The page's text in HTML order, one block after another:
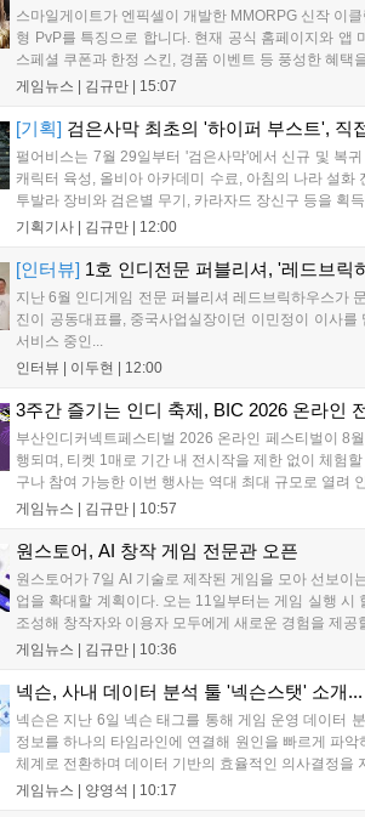
스마일게이트가 엔픽셀이 개발한 MMORPG 신작 이
형 PvP를 특징으로 합니다. 현재 공식 홈페이지와 앱
스페셜 쿠폰과 한정 스킨, 경품 이벤트 등 풍성한 혜택
게임뉴스 | 김규만 15:07
[기획] 검은사막 최초의 '하이퍼 부스트', 직
펄어비스는 7월 29일부터 '검은사막'에서 신규 및 복
캐릭터 육성, 올비아 아카데미 수료, 아침의 나라 설
투발라 장비와 검은별 무기, 카라자드 장신구 등을 획
기획기사 | 김규만 12:00
[인터뷰] 1호 인디전문 퍼블리셔, '레드브릭
지난 6월 인디게임 전문 퍼블리셔 레드브릭하우스가
진이 공동대표를, 중국사업실장이던 이민정이 이사
서비스 중인...
인터뷰 | 이두현 12:00
3주간 즐기는 인디 축제, BIC 2026 온라인
부산인디커넥트페스티벌 2026 온라인 페스티벌이 8
행되며, 티켓 1매로 기간 내 전시작을 제한 없이 체험
구나 참여 가능한 이번 행사는 역대 최대 규모로 열려
게임뉴스 | 김규만 10:57
원스토어, AI 창작 게임 전문관 오픈
원스토어가 7일 AI 기술로 제작된 게임을 모아 선보이
업을 확대할 계획이다. 오는 11일부터는 게임 실행
조성해 창작자와 이용자 모두에게 새로운 경험을 제공
게임뉴스 | 김규만 10:36
넥슨, 사내 데이터 분석 툴 '넥슨스탯' 소개
넥슨은 지난 6일 넥슨 태그를 통해 게임 운영 데이터
정보를 하나의 타임라인에 연결해 원인을 빠르게 파
체계로 전환하며 데이터 기반의 효율적인 의사결정을
게임뉴스 | 양영석 10:17